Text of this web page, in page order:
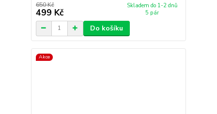
650 Kč
499 Kč
Skladem do 1-2 dnů
5 pár
Do košíku
Akce